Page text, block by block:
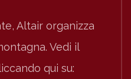
Altair organizza
Vedi il
qui su: